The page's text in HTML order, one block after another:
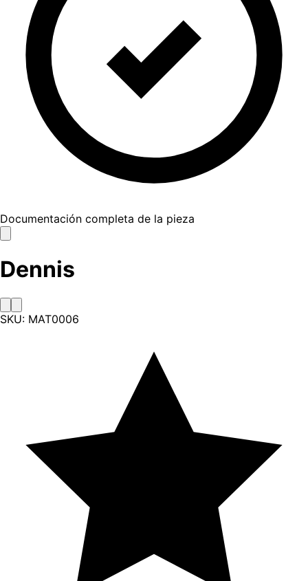
Documentación completa de la pieza
Dennis
SKU: MAT0006